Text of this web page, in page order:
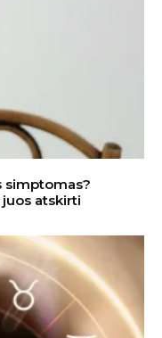
simptomas?
atskirti